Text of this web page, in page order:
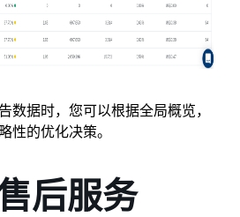
数据时，您可以根据全局概览，
性的优化决策。
后服务